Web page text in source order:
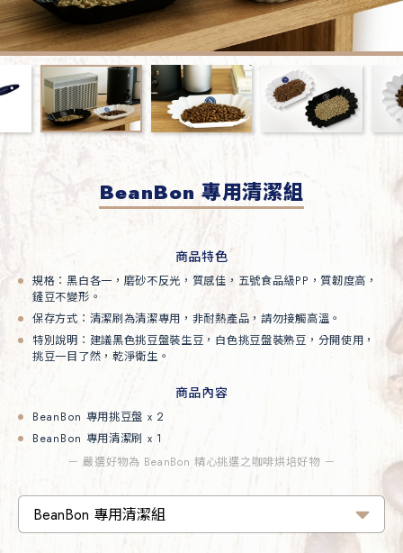
關於我們
登入
BeanBon 專用清潔組
商品特色
規格：黑白各一，磨砂不反光，質感佳，五號食品級PP，質韌度高，
鏟豆不變形。
保存方式：清潔刷為清潔專用，非耐熱產品，請勿接觸高溫。
特別說明：建議黑色挑豆盤裝生豆，白色挑豆盤裝熟豆，分開使用，
挑豆一目了然，乾淨衛生。
商品內容
BeanBon 專⽤挑豆盤 x 2
BeanBon 專用清潔刷 x 1
－ 嚴選好物為 BeanBon 精心挑選之咖啡烘培好物 －